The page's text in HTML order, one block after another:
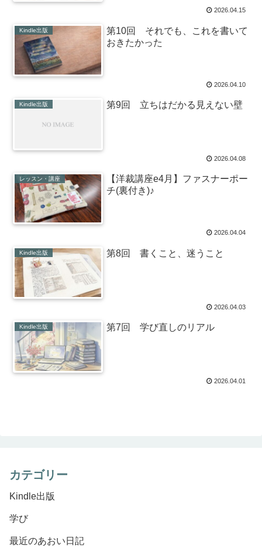
2026.04.15
Kindle出版
第10回 それでも、これを書いて
おきたかった
2026.04.10
Kindle出版 第9回 立ちはだかる見えない壁
2026.04.08
レッスン・講座
【洋裁講座e4月】ファスナーポー
チ(裏付き)♪
2026.04.04
Kindle出版 第8回 書くこと、迷うこと
2026.04.03
Kindle出版 第7回 学び直しのリアル
2026.04.01
カテゴリー
Kindle出版
学び
最近のあおい日記